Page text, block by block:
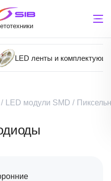
LED ленты и
/ LED модули SMD /